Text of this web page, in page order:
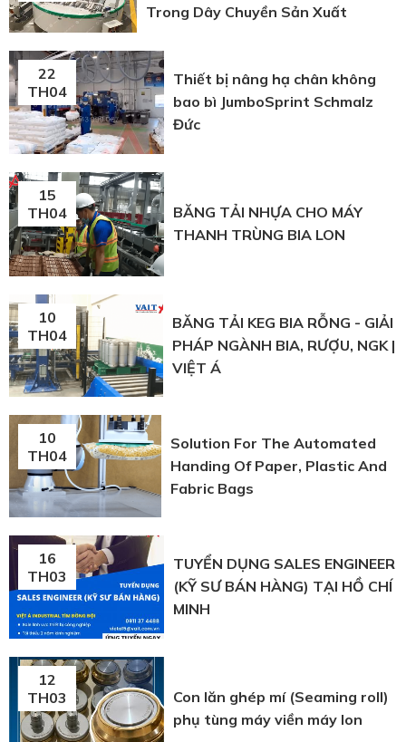
Trong Dây Chuyền Sản Xuất
22
TH04
Thiết bị nâng hạ chân không
bao bì JumboSprint Schmalz
Đức
15
TH04
BĂNG TẢI NHỰA CHO MÁY
THANH TRÙNG BIA LON
10
TH04
BĂNG TẢI KEG BIA RỖNG - GIẢI
PHÁP NGÀNH BIA, RƯỢU, NGK |
VIỆT Á
10
TH04
Solution For The Automated
Handing Of Paper, Plastic And
Fabric Bags
16
TH03
TUYỂN DỤNG SALES ENGINEER
(KỸ SƯ BÁN HÀNG) TẠI HỒ CHÍ
MINH
12
TH03
Con lăn ghép mí (Seaming roll)
phụ tùng máy viền máy lon